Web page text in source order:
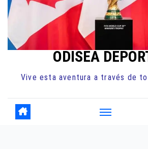
ODISEA
Vive esta aventura a través de